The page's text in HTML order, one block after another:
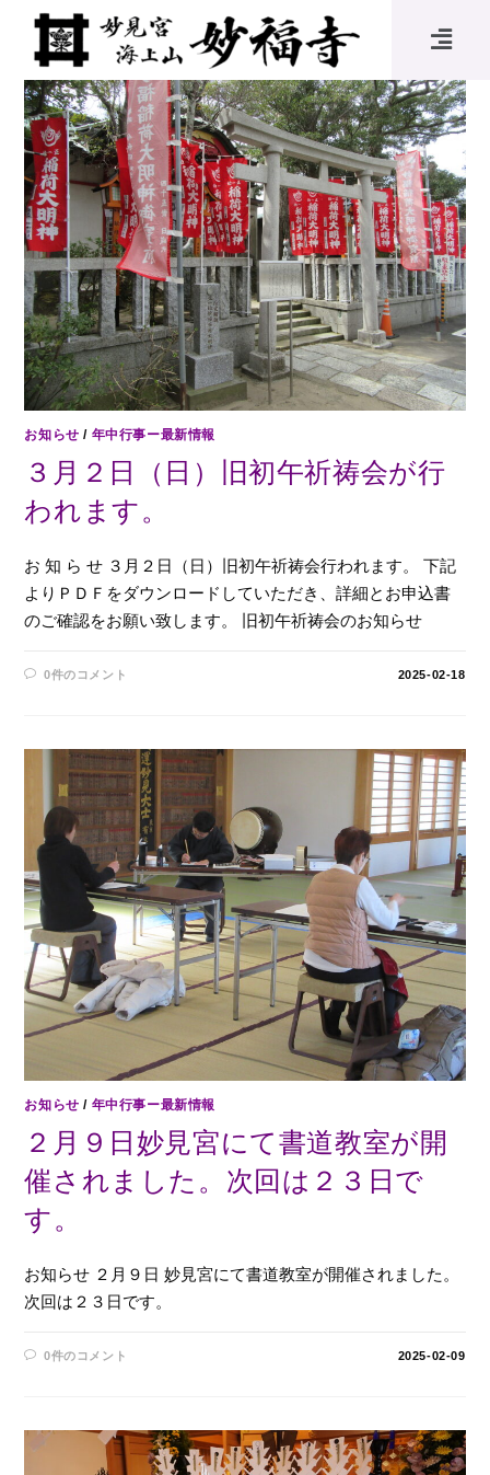
お知らせ / 年中行事ー最新情報
３月２日（日）旧初午祈祷会が行
われます。
お 知 ら せ ３月２日（日）旧初午祈祷会行われます。 下記
よりＰＤＦをダウンロードしていただき、詳細とお申込書
のご確認をお願い致します。 旧初午祈祷会のお知らせ
0件のコメント 2025-02-18
お知らせ / 年中行事ー最新情報
２月９日妙見宮にて書道教室が開
催されました。次回は２３日で
す。
お知らせ ２月９日 妙見宮にて書道教室が開催されました。
次回は２３日です。
0件のコメント 2025-02-09